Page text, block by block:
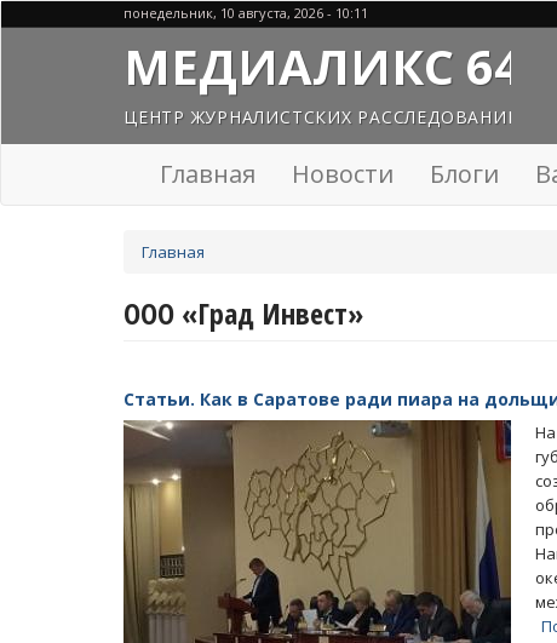
понедельник, 10 августа, 2026 - 10:11
МЕДИАЛИКС 64
ЦЕНТР ЖУРНАЛИСТСКИХ РАССЛЕДОВАНИЙ
Главная Новости Блоги
здесь
Главная
ООО «Град Инвест»
Статьи. Как в Саратове ради пиара на